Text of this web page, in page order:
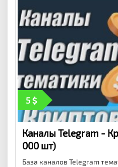
5
Каналы Telegram -
000 шт)
База каналов Telegram